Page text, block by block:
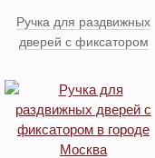
Ручка для раздвижных
дверей с фиксатором